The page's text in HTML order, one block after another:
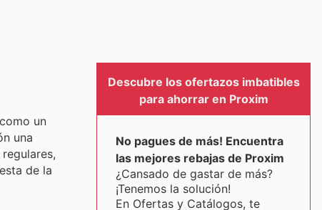
un
una
de la
Descubre los ofertazos imbatibles
para ahorrar en Proxim
No pagues de más! Encuentra
las mejores rebajas de Proxim
¿Cansado de gastar de más?
¡Tenemos la solución!
En Ofertas y Catálogos, te